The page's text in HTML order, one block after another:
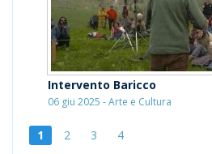
Intervento Baricco
06 giu 2025 - Arte e Cultura
1 2 3 4